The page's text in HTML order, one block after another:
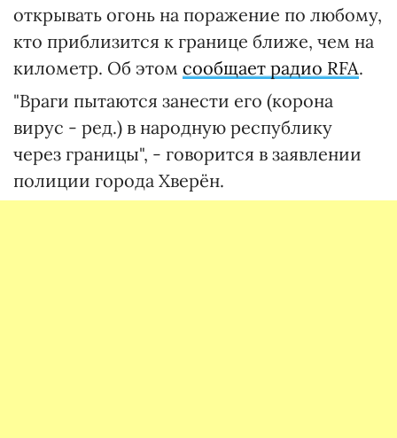
открывать огонь на поражение по любому,
кто приблизится к границе ближе, чем на
километр. Об этом сообщает радио RFA.
"Враги пытаются занести его (корона
вирус - ред.) в народную республику
через границы", - говорится в заявлении
полиции города Хверён.